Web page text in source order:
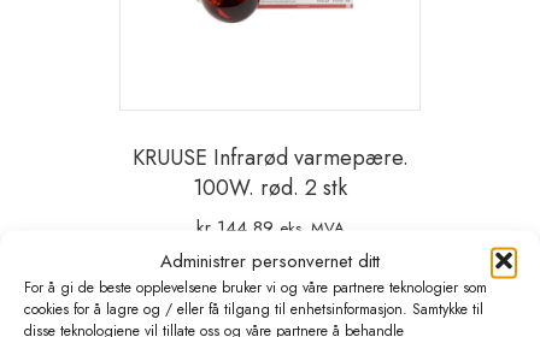
Administrer personvernet ditt
For å gi de beste opplevelsene bruker vi og våre partnere teknologier som
cookies for å lagre og / eller få tilgang til enhetsinformasjon. Samtykke til
disse teknologiene vil tillate oss og våre partnere å behandle
KRUUSE Infrarød varmepære.
100W. rød. 2 stk
kr144,89 eks. MVA
Legg i handlekurv